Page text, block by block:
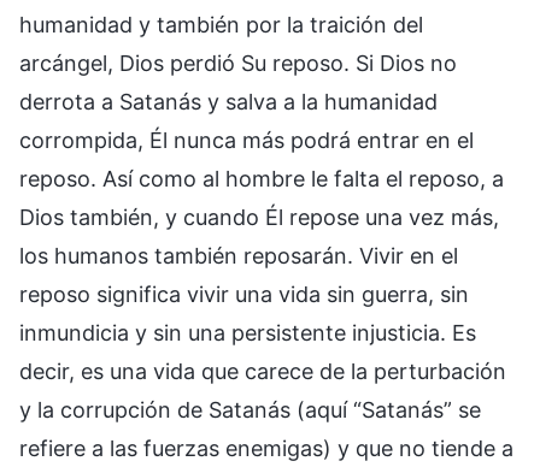
humanidad y también por la traición del
arcángel, Dios perdió Su reposo. Si Dios no
derrota a Satanás y salva a la humanidad
corrompida, Él nunca más podrá entrar en el
reposo. Así como al hombre le falta el reposo, a
Dios también, y cuando Él repose una vez más,
los humanos también reposarán. Vivir en el
reposo significa vivir una vida sin guerra, sin
inmundicia y sin una persistente injusticia. Es
decir, es una vida que carece de la perturbación
y la corrupción de Satanás (aquí “Satanás” se
refiere a las fuerzas enemigas) y que no tiende a